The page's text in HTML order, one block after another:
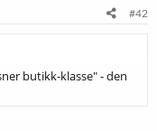
#42
butikk-klasse" - den